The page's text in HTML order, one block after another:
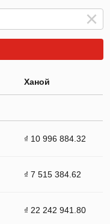
Ханой
₫ 10 996 884.32
₫ 7 515 384.62
₫ 22 242 941.80